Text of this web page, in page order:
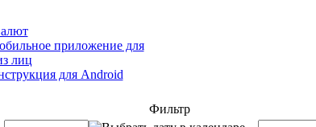
приложение для
лиц
для Android
Фильтр